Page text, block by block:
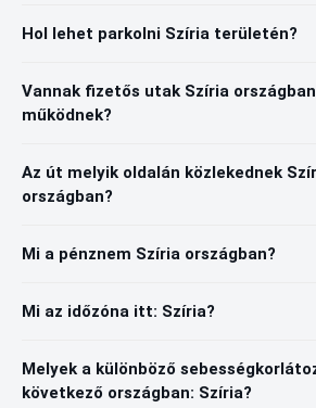
Hol lehet parkolni Szíria területén?
Vannak fizetős utak Szíria
működnek?
Az út melyik oldalán közlekednek
országban?
Mi a pénznem Szíria országban?
Mi az időzóna itt: Szíria?
Melyek a különböző
következő országban: Szíria?